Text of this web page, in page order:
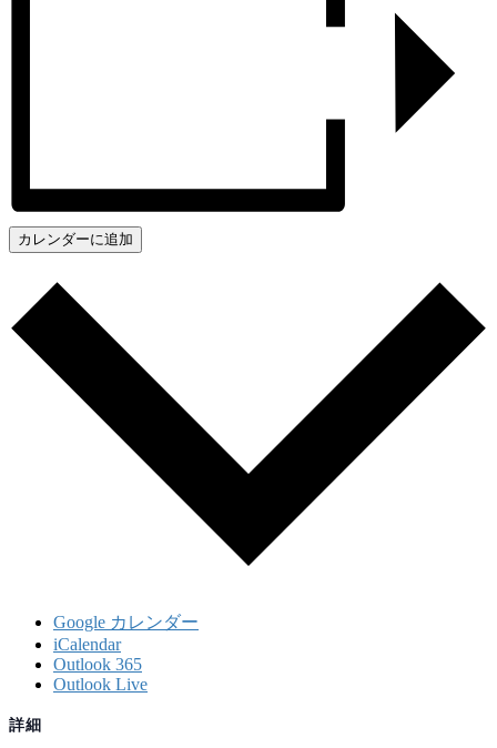
カレンダーに追加
Google カレンダー
iCalendar
Outlook 365
Outlook Live
詳細